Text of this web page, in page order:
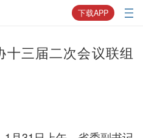
下载APP
三届二次会议联组